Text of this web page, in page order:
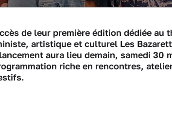
de leur première édition dédiée au
artistique et culturel Les
aura lieu demain, samedi 30
riche en rencontres,